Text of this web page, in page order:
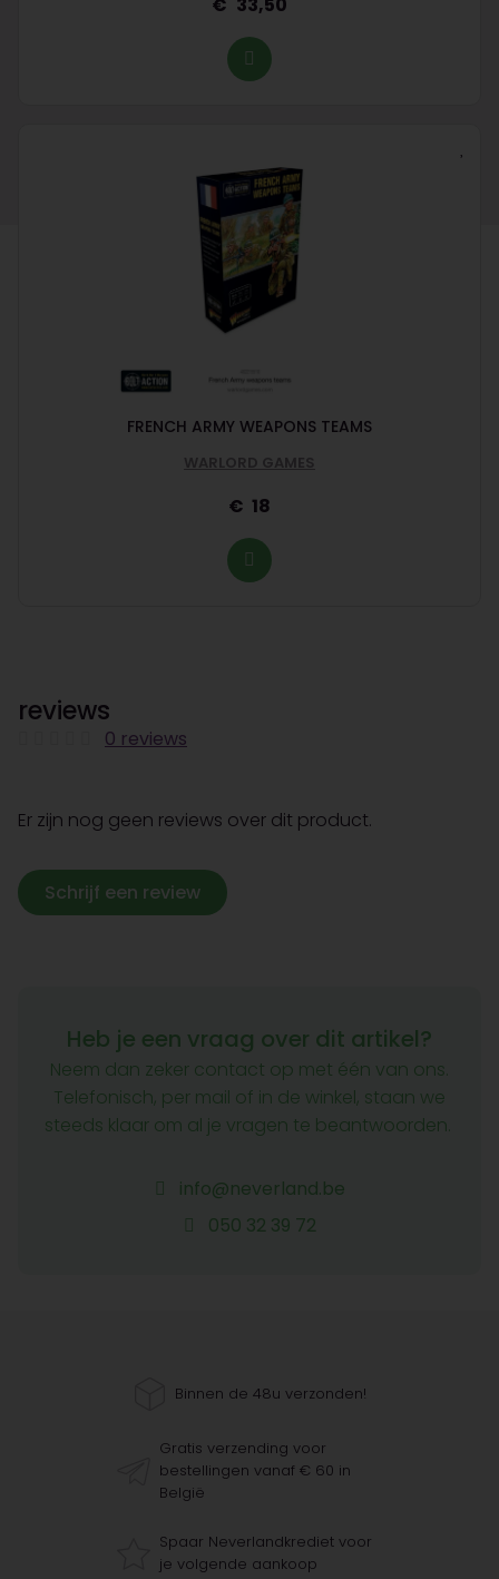
33,50
FRENCH ARMY WEAPONS TEAMS
WARLORD GAMES
18
reviews
0 reviews
Er zijn nog geen reviews over dit product.
Schrijf een review
Heb je een vraag over dit artikel?
Neem dan zeker contact op met één van ons.
Telefonisch, per mail of in de winkel, staan we
steeds klaar om al je vragen te beantwoorden.
info@neverland.be
050 32 39 72
Binnen de 48u verzonden!
Gratis verzending voor
bestellingen vanaf € 60 in
België
Spaar Neverlandkrediet voor
je volgende aankoop